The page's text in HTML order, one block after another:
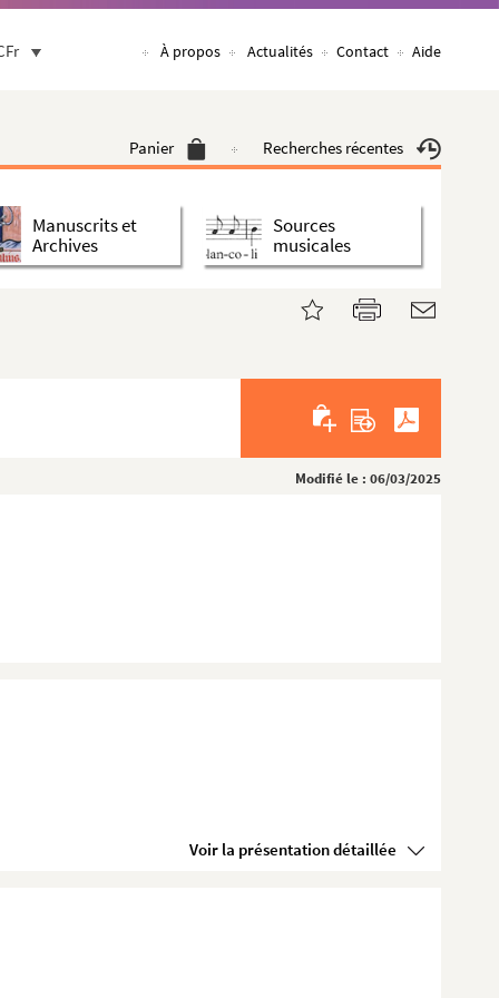
À propos Actualités Contact Aide
Panier Recherches récentes
Manuscrits et
Archives
Sources
musicales
Modifié le : 06/03/2025
Voir la présentation détaillée